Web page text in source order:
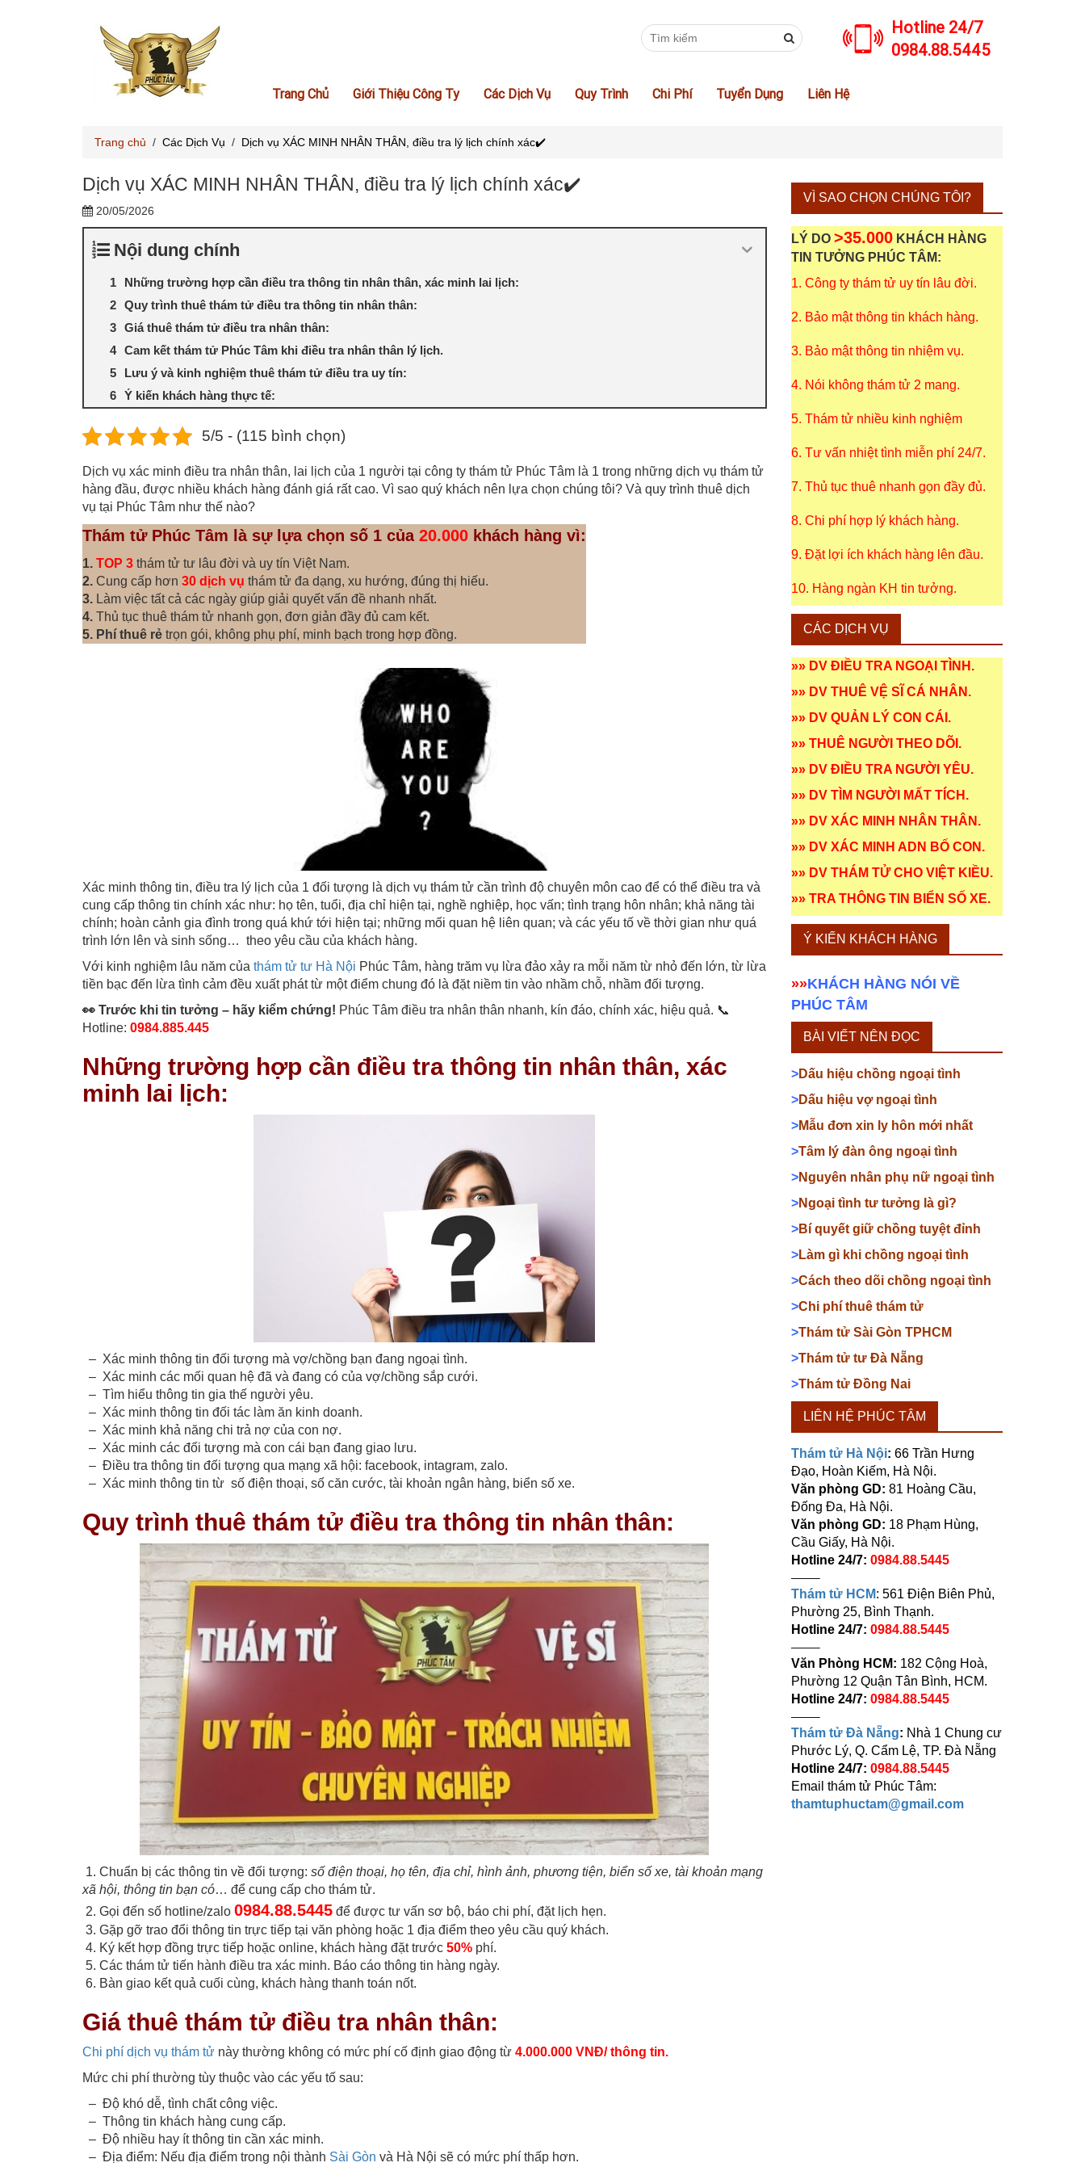
Hotline 24/7
0984.88.5445
Trang Chủ Giới Thiệu Công Ty Các Dịch Vụ Quy Trình Chi Phí Tuyển Dụng Liên Hệ
Trang chủ / Các Dịch Vụ / Dịch vụ XÁC MINH NHÂN THÂN, điều tra lý lịch chính xác✔️
Dịch vụ XÁC MINH NHÂN THÂN, điều tra lý lịch chính xác✔️
20/05/2026
Nội dung chính
Những trường hợp cần điều tra thông tin nhân thân, xác minh lai lịch:
Quy trình thuê thám tử điều tra thông tin nhân thân:
Giá thuê thám tử điều tra nhân thân:
Cam kết thám tử Phúc Tâm khi điều tra nhân thân lý lịch.
Lưu ý và kinh nghiệm thuê thám tử điều tra uy tín:
Ý kiến khách hàng thực tế:
5/5 - (115 bình chọn)
Dịch vụ xác minh điều tra nhân thân, lai lịch của 1 người tại công ty thám tử Phúc Tâm là 1 trong những dịch vụ thám tử
hàng đầu, được nhiều khách hàng đánh giá rất cao. Vì sao quý khách nên lựa chọn chúng tôi? Và quy trình thuê dịch
vụ tại Phúc Tâm như thế nào?
Thám tử Phúc Tâm là sự lựa chọn số 1 của 20.000 khách hàng vì:
1. TOP 3 thám tử tư lâu đời và uy tín Việt Nam.
2. Cung cấp hơn 30 dịch vụ thám tử đa dạng, xu hướng, đúng thị hiếu.
3. Làm việc tất cả các ngày giúp giải quyết vấn đề nhanh nhất.
4. Thủ tục thuê thám tử nhanh gọn, đơn giản đầy đủ cam kết.
5. Phí thuê rẻ trọn gói, không phụ phí, minh bạch trong hợp đồng.
Xác minh thông tin, điều tra lý lịch của 1 đối tượng là dịch vụ thám tử cần trình độ chuyên môn cao để có thể điều tra và
cung cấp thông tin chính xác như: họ tên, tuổi, địa chỉ hiện tại, nghề nghiệp, học vấn; tình trạng hôn nhân; khả năng tài
chính; hoàn cảnh gia đình trong quá khứ tới hiện tại; những mối quan hệ liên quan; và các yếu tố về thời gian như quá
trình lớn lên và sinh sống… theo yêu cầu của khách hàng.
Với kinh nghiệm lâu năm của thám tử tư Hà Nội Phúc Tâm, hàng trăm vụ lừa đảo xảy ra mỗi năm từ nhỏ đến lớn, từ lừa
tiền bạc đến lừa tình cảm đều xuất phát từ một điểm chung đó là đặt niềm tin vào nhầm chỗ, nhầm đối tượng.
👀 Trước khi tin tưởng – hãy kiểm chứng! Phúc Tâm điều tra nhân thân nhanh, kín đáo, chính xác, hiệu quả. 📞
Hotline: 0984.885.445
Những trường hợp cần điều tra thông tin nhân thân, xác
minh lai lịch:
– Xác minh thông tin đối tượng mà vợ/chồng bạn đang ngoại tình.
– Xác minh các mối quan hệ đã và đang có của vợ/chồng sắp cưới.
– Tìm hiểu thông tin gia thế người yêu.
– Xác minh thông tin đối tác làm ăn kinh doanh.
– Xác minh khả năng chi trả nợ của con nợ.
– Xác minh các đối tượng mà con cái bạn đang giao lưu.
– Điều tra thông tin đối tượng qua mạng xã hội: facebook, intagram, zalo.
– Xác minh thông tin từ số điện thoại, số căn cước, tài khoản ngân hàng, biển số xe.
Quy trình thuê thám tử điều tra thông tin nhân thân:
1. Chuẩn bị các thông tin về đối tượng: số điện thoại, họ tên, địa chỉ, hình ảnh, phương tiện, biển số xe, tài khoản mạng
xã hội, thông tin bạn có… để cung cấp cho thám tử.
2. Gọi đến số hotline/zalo 0984.88.5445 để được tư vấn sơ bộ, báo chi phí, đặt lịch hẹn.
3. Gặp gỡ trao đổi thông tin trực tiếp tại văn phòng hoặc 1 địa điểm theo yêu cầu quý khách.
4. Ký kết hợp đồng trực tiếp hoặc online, khách hàng đặt trước 50% phí.
5. Các thám tử tiến hành điều tra xác minh. Báo cáo thông tin hàng ngày.
6. Bàn giao kết quả cuối cùng, khách hàng thanh toán nốt.
Giá thuê thám tử điều tra nhân thân:
Chi phí dịch vụ thám tử này thường không có mức phí cố định giao động từ 4.000.000 VNĐ/ thông tin.
Mức chi phí thường tùy thuộc vào các yếu tố sau:
– Độ khó dễ, tình chất công việc.
– Thông tin khách hàng cung cấp.
– Độ nhiều hay ít thông tin cần xác minh.
– Địa điểm: Nếu địa điểm trong nội thành Sài Gòn và Hà Nội sẽ có mức phí thấp hơn.
VÌ SAO CHỌN CHÚNG TÔI?
LÝ DO >35.000KHÁCH HÀNG
TIN TƯỞNG PHÚC TÂM:
1. Công ty thám tử uy tín lâu đời.
2. Bảo mật thông tin khách hàng.
3. Bảo mật thông tin nhiệm vụ.
4. Nói không thám tử 2 mang.
5. Thám tử nhiều kinh nghiệm
6. Tư vấn nhiệt tình miễn phí 24/7.
7. Thủ tục thuê nhanh gọn đầy đủ.
8. Chi phí hợp lý khách hàng.
9. Đặt lợi ích khách hàng lên đầu.
10. Hàng ngàn KH tin tưởng.
CÁC DỊCH VỤ
»» DV ĐIỀU TRA NGOẠI TÌNH .
»» DV THUÊ VỆ SĨ CÁ NHÂN .
»» DV QUẢN LÝ CON CÁI .
»» THUÊ NGƯỜI THEO DÕI .
»» DV ĐIỀU TRA NGƯỜI YÊU.
»» DV TÌM NGƯỜI MẤT TÍCH .
»» DV XÁC MINH NHÂN THÂN .
»» DV XÁC MINH ADN BỐ CON .
»» DV THÁM TỬ CHO VIỆT KIỀU.
»» TRA THÔNG TIN BIỂN SỐ XE.
Ý KIẾN KHÁCH HÀNG
»»KHÁCH HÀNG NÓI VỀ
PHÚC TÂM
BÀI VIẾT NÊN ĐỌC
>Dấu hiệu chồng ngoại tình
>Dấu hiệu vợ ngoại tình
>Mẫu đơn xin ly hôn mới nhất
>Tâm lý đàn ông ngoại tình
>Nguyên nhân phụ nữ ngoại tình
>Ngoại tình tư tưởng là gì?
>Bí quyết giữ chồng tuyệt đỉnh
>Làm gì khi chồng ngoại tình
>Cách theo dõi chồng ngoại tình
>Chi phí thuê thám tử
>Thám tử Sài Gòn TPHCM
>Thám tử tư Đà Nẵng
>Thám tử Đồng Nai
LIÊN HỆ PHÚC TÂM
Thám tử Hà Nội: 66 Trần Hưng
Đạo, Hoàn Kiếm, Hà Nội.
Văn phòng GD: 81 Hoàng Cầu,
Đống Đa, Hà Nội.
Văn phòng GD: 18 Phạm Hùng,
Cầu Giấy, Hà Nội.
Hotline 24/7: 0984.88.5445
——–
Thám tử HCM: 561 Điện Biên Phủ,
Phường 25, Bình Thạnh.
Hotline 24/7: 0984.88.5445
——–
Văn Phòng HCM: 182 Cộng Hoà,
Phường 12 Quận Tân Bình, HCM.
Hotline 24/7: 0984.88.5445
——–
Thám tử Đà Nẵng: Nhà 1 Chung cư
Phước Lý, Q. Cẩm Lệ, TP. Đà Nẵng
Hotline 24/7: 0984.88.5445
Email thám tử Phúc Tâm:
thamtuphuctam@gmail.com